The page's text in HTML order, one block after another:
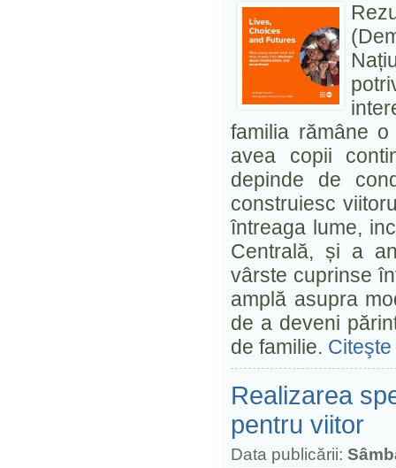
familia rămâne
avea copii
depinde de
construiesc
întreaga lume,
Centrală, și a
vârste cuprinse
amplă asupra
de a deveni
de familie.
Realizarea
pentru viitor
Data publicării: